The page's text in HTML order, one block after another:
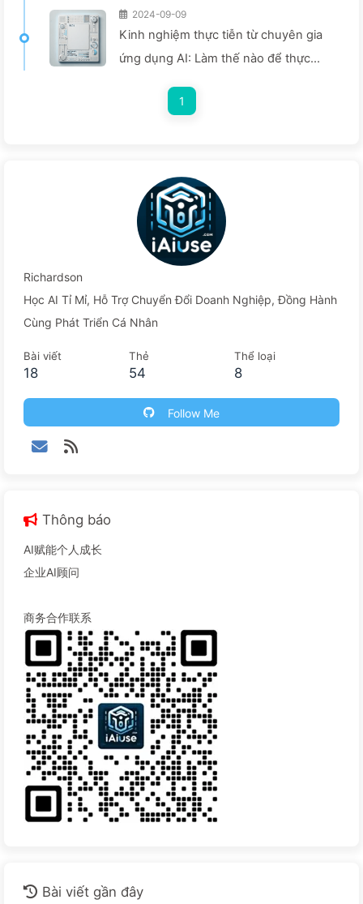
2024-09-09
Kinh nghiệm thực tiễn từ chuyên gia
ứng dụng AI: Làm thế nào để thực
bằng công cụ thông minh — Học từ từ
1
Richardson
Học AI Tỉ Mỉ, Hỗ Trợ Chuyển Đổi Doanh Nghiệp, Đồng Hành
Cùng Phát Triển Cá Nhân
Bài viết
18
Thẻ
54
Thể loại
8
Follow Me
Thông báo
AI赋能个人成长
企业AI顾问
商务合作联系
Bài viết gần đây